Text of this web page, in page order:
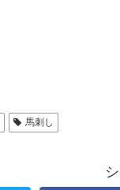
馬刺し